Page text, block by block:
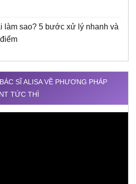
làm sao? 5 bước xử lý nhanh và
SĨ ALISA VỀ PHƯƠNG PHÁP
TỨC THÌ